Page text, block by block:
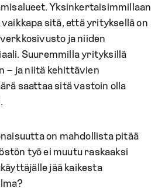
Yksinkertaisimmillaan
sitä, että yrityksellä on
ja niiden
Suuremmilla yrityksillä
– ja niitä kehittävien
saattaa sitä vastoin olla
on mahdollista pitää
työ ei muutu raskaaksi
jää kaikesta